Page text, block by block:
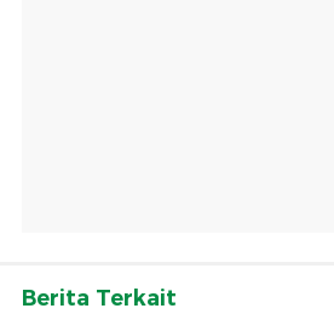
Berita Terkait